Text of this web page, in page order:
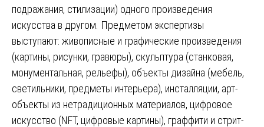
подражания, стилизации) одного произведения
искусства в другом. Предметом экспертизы
выступают: живописные и графические произведения
(картины, рисунки, гравюры), скульптура (станковая,
монументальная, рельефы), объекты дизайна (мебель,
светильники, предметы интерьера), инсталляции, арт-
объекты из нетрадиционных материалов, цифровое
искусство (NFT, цифровые картины), граффити и стрит-